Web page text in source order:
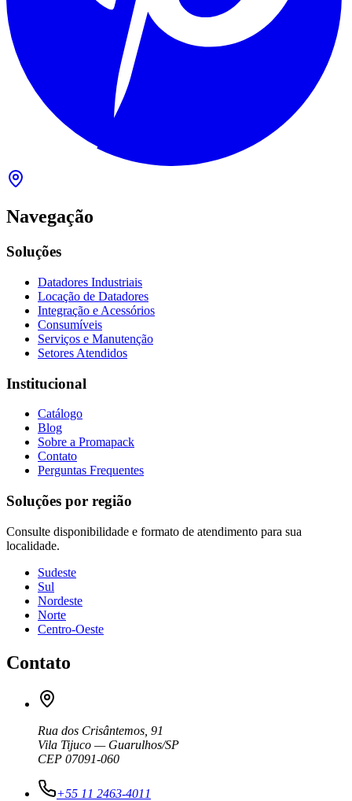
Navegação
Soluções
Datadores Industriais
Locação de Datadores
Integração e Acessórios
Consumíveis
Serviços e Manutenção
Setores Atendidos
Institucional
Catálogo
Blog
Sobre a Promapack
Contato
Perguntas Frequentes
Soluções por região
Consulte disponibilidade e formato de atendimento para sua
localidade.
Sudeste
Sul
Nordeste
Norte
Centro-Oeste
Contato
Rua dos Crisântemos, 91
Vila Tijuco — Guarulhos/SP
CEP 07091-060
+55 11 2463-4011